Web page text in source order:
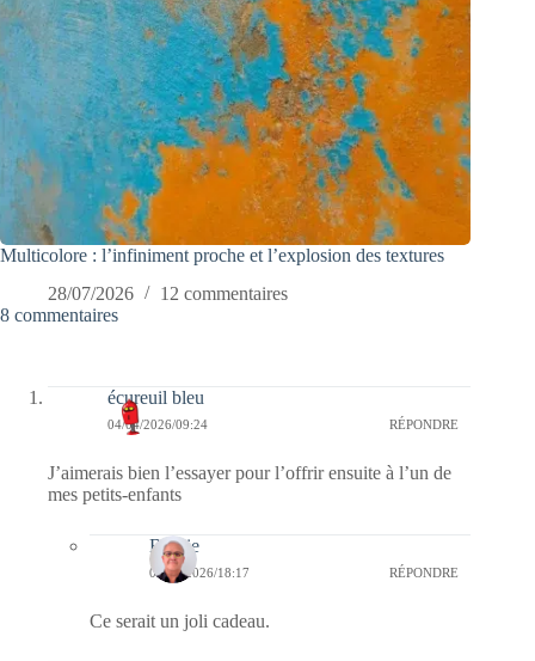
Multicolore : l’infiniment proche et l’explosion des textures
28/07/2026
12 commentaires
8 commentaires
écureuil bleu
04/04/2026/09:24 RÉPONDRE
J’aimerais bien l’essayer pour l’offrir ensuite à l’un de
mes petits-enfants
Bernie
05/04/2026/18:17 RÉPONDRE
Ce serait un joli cadeau.